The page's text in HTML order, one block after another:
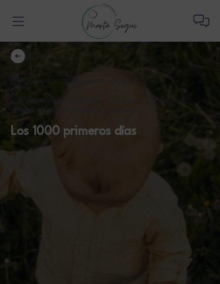
Volver
Agosto 6, 2026 Cliente Apellidos
1000primerosdías embarazo,
lactancia, pantallas
Los 1000 primeros días